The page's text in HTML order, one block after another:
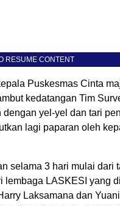
RESUME CONTENT
Puskesmas Cinta
kedatangan Tim
yel-yel dan tari
lagi paparan oleh
selama 3 hari mulai dari
lembaga LASKESI yang
Laksamana dan